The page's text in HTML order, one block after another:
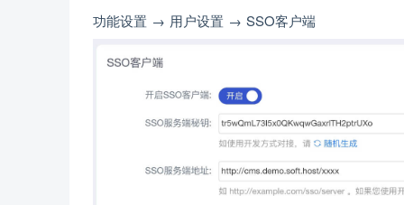
功能设置 → 用户设置 → SSO客户端